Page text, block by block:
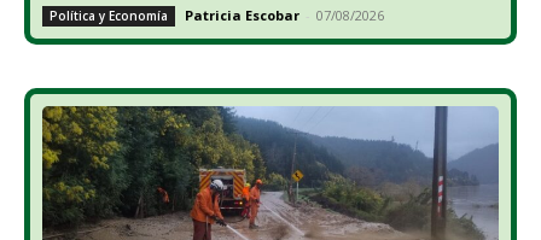
Política y Economía Patricia Escobar - 07/08/2026